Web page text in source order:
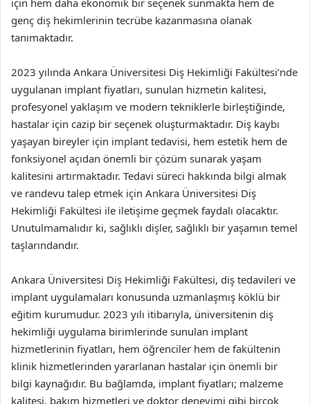
için hem daha ekonomik bir seçenek sunmakta hem de
genç diş hekimlerinin tecrübe kazanmasına olanak
tanımaktadır.
2023 yılında Ankara Üniversitesi Diş Hekimliği Fakültesi’nde
uygulanan implant fiyatları, sunulan hizmetin kalitesi,
profesyonel yaklaşım ve modern tekniklerle birleştiğinde,
hastalar için cazip bir seçenek oluşturmaktadır. Diş kaybı
yaşayan bireyler için implant tedavisi, hem estetik hem de
fonksiyonel açıdan önemli bir çözüm sunarak yaşam
kalitesini artırmaktadır. Tedavi süreci hakkında bilgi almak
ve randevu talep etmek için Ankara Üniversitesi Diş
Hekimliği Fakültesi ile iletişime geçmek faydalı olacaktır.
Unutulmamalıdır ki, sağlıklı dişler, sağlıklı bir yaşamın temel
taşlarındandır.
Ankara Üniversitesi Diş Hekimliği Fakültesi, diş tedavileri ve
implant uygulamaları konusunda uzmanlaşmış köklü bir
eğitim kurumudur. 2023 yılı itibarıyla, üniversitenin diş
hekimliği uygulama birimlerinde sunulan implant
hizmetlerinin fiyatları, hem öğrenciler hem de fakültenin
klinik hizmetlerinden yararlanan hastalar için önemli bir
bilgi kaynağıdır. Bu bağlamda, implant fiyatları; malzeme
kalitesi, bakım hizmetleri ve doktor deneyimi gibi birçok